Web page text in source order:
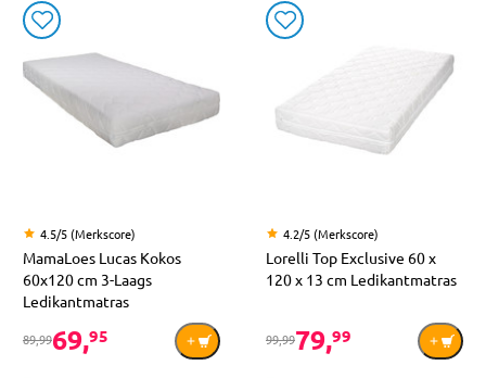
4.5/5 (Merkscore)
MamaLoes Lucas Kokos
60x120 cm 3-Laags
Ledikantmatras
89,9969,95
4.2/5 (Merkscore)
Lorelli Top Exclusive 60 x
120 x 13 cm Ledikantmatras
99,9979,99